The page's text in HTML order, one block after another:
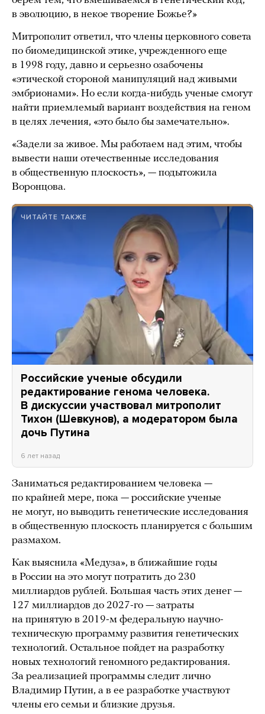
в эволюцию, в некое творение Божье?»
Митрополит ответил, что члены церковного совета
по биомедицинской этике, учрежденного еще
в 1998 году, давно и серьезно озабочены
«этической стороной манипуляций над живыми
эмбрионами». Но если когда-нибудь ученые смогут
найти приемлемый вариант воздействия на геном
в целях лечения, «это было бы замечательно».
«Задели за живое. Мы работаем над этим, чтобы
вывести наши отечественные исследования
в общественную плоскость», — подытожила
Воронцова.
ЧИТАЙТЕ ТАКЖЕ
Российские ученые обсудили
редактирование генома человека.
В дискуссии участвовал митрополит
Тихон (Шевкунов), а модератором была
дочь Путина
6 лет назад
Заниматься редактированием человека —
по крайней мере, пока — российские ученые
не могут, но выводить генетические исследования
в общественную плоскость планируется с большим
размахом.
Как выяснила «Медуза», в ближайшие годы
в России на это могут потратить до 230
миллиардов рублей. Большая часть этих денег —
127 миллиардов до 2027-го — затраты
на принятую в 2019-м федеральную научно-
техническую программу развития генетических
технологий. Остальное пойдет на разработку
новых технологий геномного редактирования.
За реализацией программы следит лично
Владимир Путин, а в ее разработке участвуют
члены его семьи и близкие друзья.